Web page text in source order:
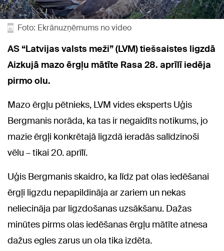
Foto: Ekrānuzņēmums no video
AS “Latvijas valsts meži” (LVM) tiešsaistes ligzdā
Aizkujā mazo ērgļu mātīte Rasa 28. aprīlī iedēja
pirmo olu.
Mazo ērgļu pētnieks, LVM vides eksperts Uģis
Bergmanis norāda, ka tas ir negaidīts notikums, jo
mazie ērgļi konkrētajā ligzdā ieradās salīdzinoši
vēlu – tikai 20. aprīlī.
Uģis Bergmanis skaidro, ka līdz pat olas iedēšanai
ērgļi ligzdu nepapildināja ar zariem un nekas
neliecināja par ligzdošanas uzsākšanu. Dažas
minūtes pirms olas iedēšanas ērgļu mātīte atnesa
dažus egles zarus un ola tika izdēta.